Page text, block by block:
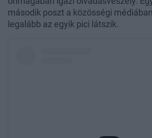
második poszt a közösségi
legalább az egyik pici látszik.